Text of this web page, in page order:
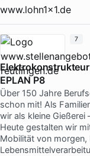
www.lohn1x1.de
EPLAN P8
Über 150 Jahre
schon mit! Als
wir als kleine
Heute gestalten wir
Mobilität von
7